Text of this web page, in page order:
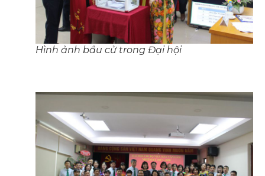
Hình ảnh bầu cử trong Đại hội